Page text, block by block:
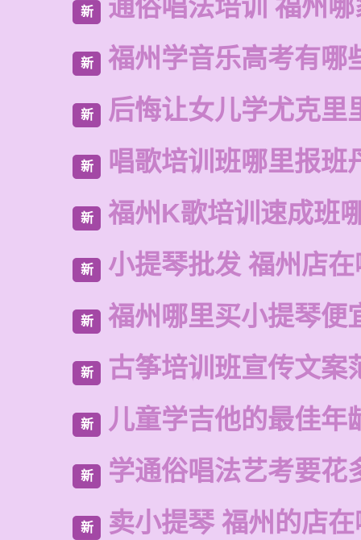
新 通俗唱法培训 福州
新 福州学音乐高考有哪
新 后悔让女儿学尤克里
新 唱歌培训班哪里报班
新 福州K歌培训速成班
新 小提琴批发 福州店
新 福州哪里买小提琴便
新 古筝培训班宣传文案
新 儿童学吉他的最佳年
新 学通俗唱法艺考要花
新 卖小提琴 福州的店